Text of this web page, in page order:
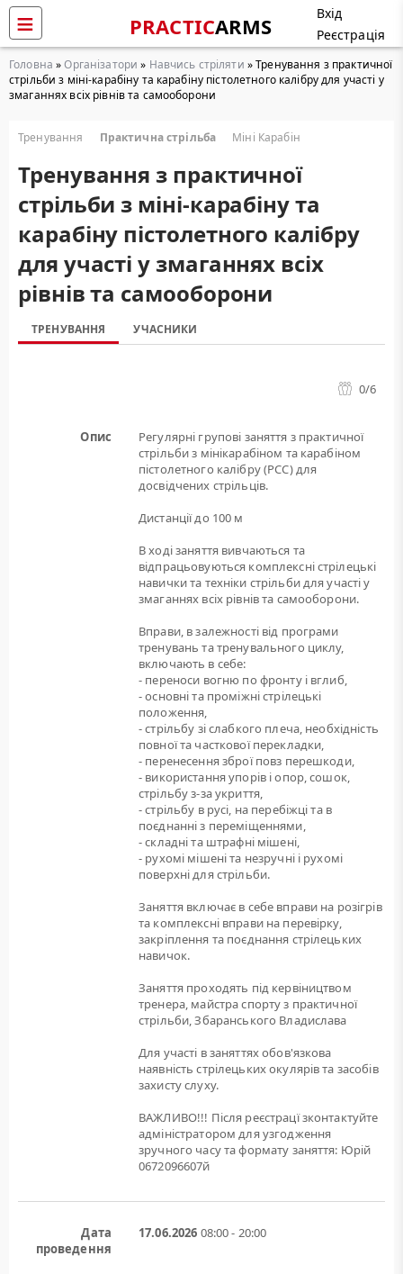
PRACTICARMS
Вхід
Реєстрація
Головна »Організатори » Навчись стріляти » Тренування з практичної
стрільби з міні-карабіну та карабіну пістолетного калібру для участі у
змаганнях всіх рівнів та самооборони
Тренування Практична стрільба Міні Карабін
Тренування з практичної
стрільби з міні-карабіну та
карабіну пістолетного калібру
для участі у змаганнях всіх
рівнів та самооборони
ТРЕНУВАННЯ УЧАСНИКИ
0/6
Опис
Регулярні групові заняття з практичної
стрільби з мінікарабіном та карабіном
пістолетного калібру (РСС) для
досвідчених стрільців.
Дистанції до 100 м
В ході заняття вивчаються та
відпрацьовуються комплексні стрілецькі
навички та техніки стрільби для участі у
змаганнях всіх рівнів та самооборони.
Вправи, в залежності від програми
тренувань та тренувального циклу,
включають в себе:
- переноси вогню по фронту і вглиб,
- основні та проміжні стрілецькі
положення,
- стрільбу зі слабкого плеча, необхідність
повної та часткової перекладки,
- перенесення зброї повз перешкоди,
- використання упорів і опор, сошок,
стрільбу з-за укриття,
- стрільбу в русі, на перебіжці та в
поєднанні з переміщеннями,
- складні та штрафні мішені,
- рухомі мішені та незручні і рухомі
поверхні для стрільби.
Заняття включає в себе вправи на розігрів
та комплексні вправи на перевірку,
закріплення та поєднання стрілецьких
навичок.
Заняття проходять під кервіництвом
тренера, майстра спорту з практичної
стрільби, Збаранського Владислава
Для участі в заняттях обов'язкова
наявність стрілецьких окулярів та засобів
захисту слуху.
ВАЖЛИВО!!! Після реєстрацї зконтактуйте
адміністратором для узгодження
зручного часу та формату заняття: Юрій
0672096607й
Дата
проведення
17.06.2026 08:00 - 20:00